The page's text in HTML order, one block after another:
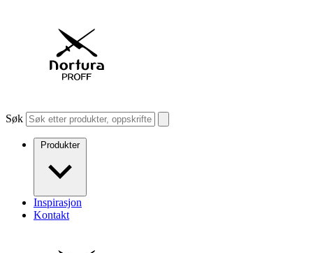
Søk
Produkter
Inspirasjon
Kontakt